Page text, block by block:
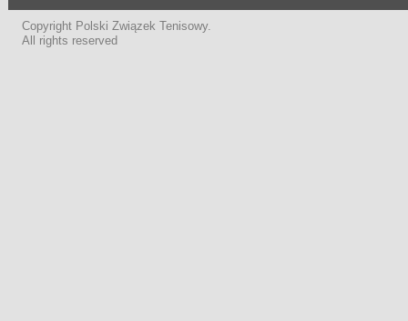
Copyright Polski Związek Tenisowy.
All rights reserved